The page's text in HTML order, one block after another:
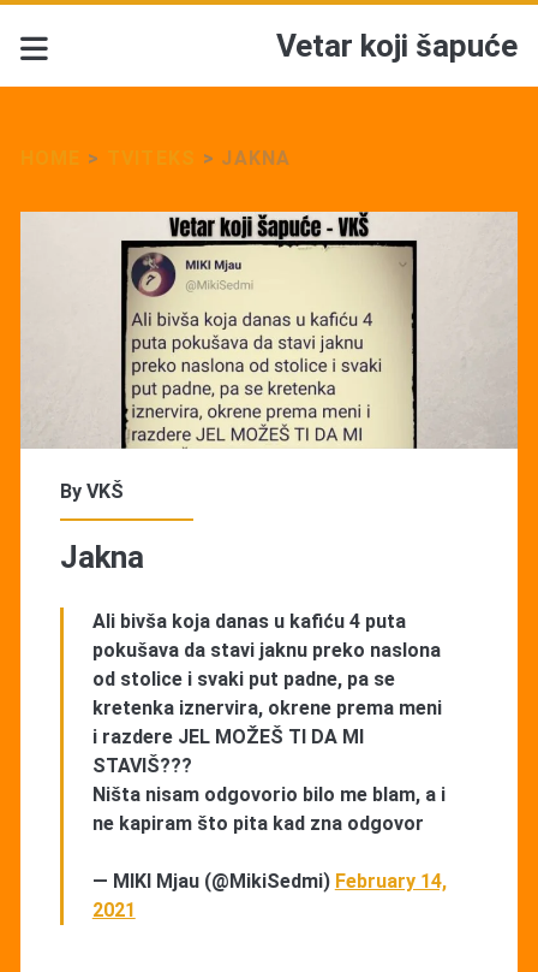
Vetar koji šapuće
> > JAKNA
By VKŠ
Jakna
Ali bivša koja danas u kafiću 4 puta
pokušava da stavi jaknu preko naslona
od stolice i svaki put padne, pa se
kretenka iznervira, okrene prema meni
i razdere JEL MOŽEŠ TI DA MI
STAVIŠ???
Ništa nisam odgovorio bilo me blam, a i
ne kapiram što pita kad zna odgovor
— MIKI Mjau (@MikiSedmi) February 14,
2021